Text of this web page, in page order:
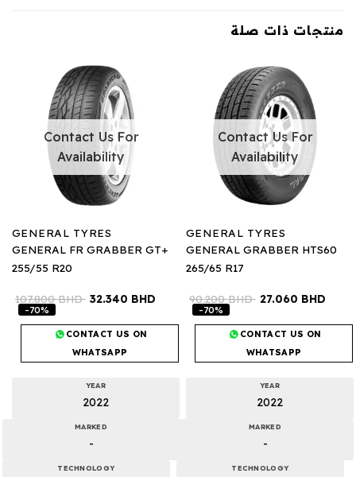
منتجات ذات صلة
Contact Us For
Availability
GENERAL TYRES
GENERAL GRABBER HTS60
265/65 R17
90.200BHD 27.060 BHD
-70%
CONTACT US ON
WHATSAPP
YEAR
2022
MARKED
-
TECHNOLOGY
Contact Us For
Availability
GENERAL TYRES
GENERAL FR GRABBER GT+
255/55 R20
107.800BHD 32.340 BHD
-70%
CONTACT US ON
WHATSAPP
YEAR
2022
MARKED
-
TECHNOLOGY